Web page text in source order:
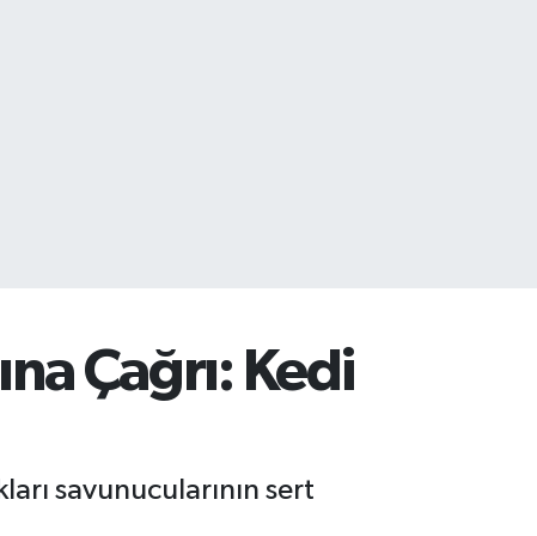
Çağrı: Kedi
savunucularının sert